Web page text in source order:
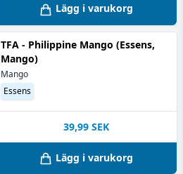
Lägg i varukorg
TFA - Philippine Mango (Essens,
Mango)
Mango
Essens
39,99 SEK
Lägg i varukorg